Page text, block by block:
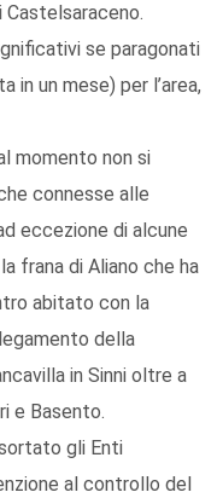
Castelsaraceno.
se paragonati
in un mese) per l’area,
momento non si
connesse alle
eccezione di alcune
frana di Aliano che ha
abitato con la
della
in Sinni oltre a
e Basento.
gli Enti
al controllo del